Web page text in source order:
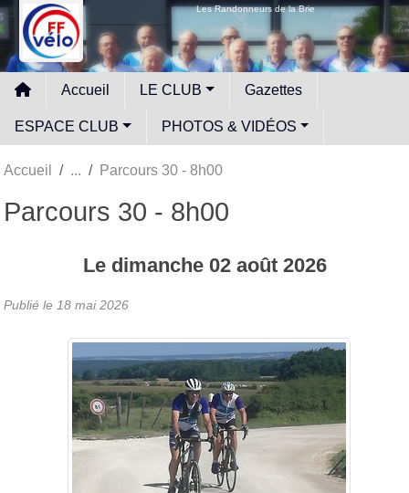
Les Randonneurs de la Brie
Accueil LE CLUB Gazettes
ESPACE CLUB PHOTOS & VIDÉOS
Accueil Parcours 30 - 8h00
Parcours 30 - 8h00
Le dimanche 02 août 2026
Publié le 18 mai 2026
Panneau de gestion des cookies